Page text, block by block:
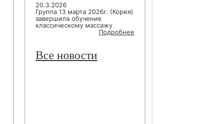
20.3.2026
Группа 13 марта 2026г. (Корея)
завершила обучение
классическому массажу
Подробнее
Все новости